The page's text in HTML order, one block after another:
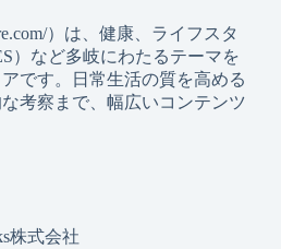
）は、健康、ライフスタ
）など多岐にわたるテーマを
です。日常生活の質を高める
考察まで、幅広いコンテンツ
株式会社